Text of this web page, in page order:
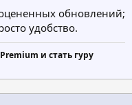
обновлений;
удобство.
и стать гуру